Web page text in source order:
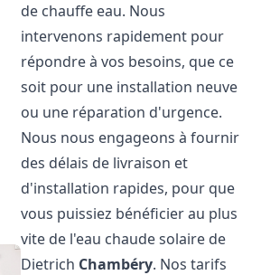
de chauffe eau. Nous
intervenons rapidement pour
répondre à vos besoins, que ce
soit pour une installation neuve
ou une réparation d'urgence.
Nous nous engageons à fournir
des délais de livraison et
d'installation rapides, pour que
vous puissiez bénéficier au plus
vite de l'eau chaude solaire de
Dietrich Chambéry. Nos tarifs